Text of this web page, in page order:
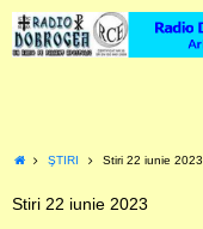
content
HomeŞTIRI Stiri 22 iunie 2023
Stiri 22 iunie 2023